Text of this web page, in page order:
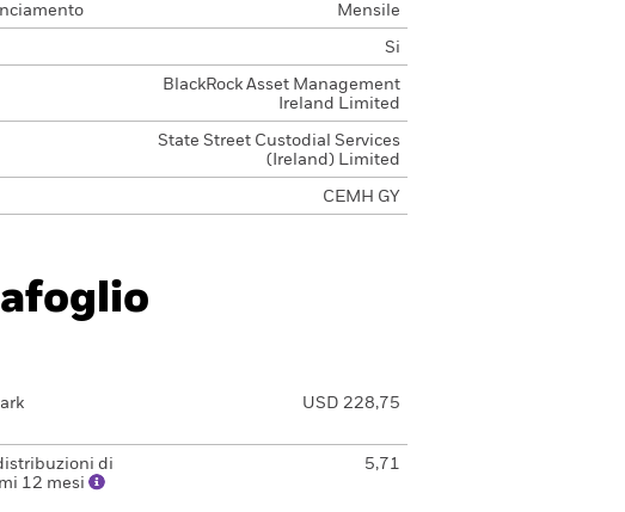
Mensile
Si
BlackRock Asset Management
Ireland Limited
State Street Custodial Services
(Ireland) Limited
CEMH GY
USD 228,75
di
12 mesi
5,71